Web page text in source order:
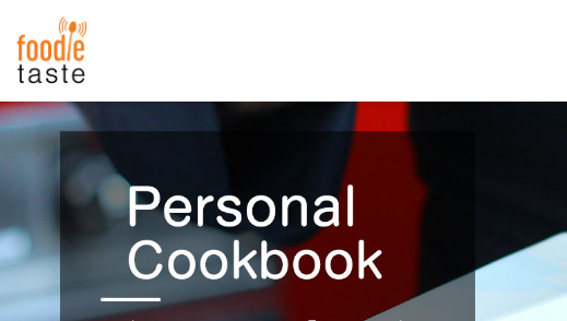
สูตรอาหาร
สูตรอาหารล่าสุด
Top Foodie
พาไปชิม
สารพันก้นครัว